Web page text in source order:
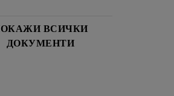
ВСИЧКИ
ДОКУМЕНТИ